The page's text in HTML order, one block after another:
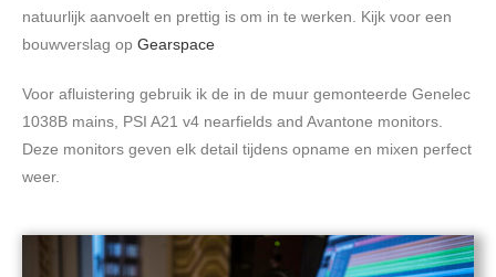
natuurlijk aanvoelt en prettig is om in te werken. Kijk voor een
bouwverslag op Gearspace
Voor afluistering gebruik ik de in de muur gemonteerde Genelec
1038B mains, PSI A21 v4 nearfields and Avantone monitors.
Deze monitors geven elk detail tijdens opname en mixen perfect
weer.